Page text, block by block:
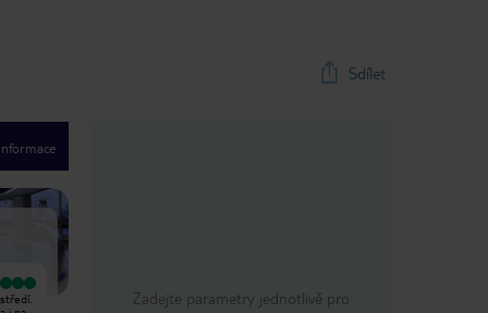
Sdílet
Zadejte parametry jednotlivě pro
Next slide
1/ 71
Krásný hotel se nachází na
Strávil dva týdny v golfovém resortu